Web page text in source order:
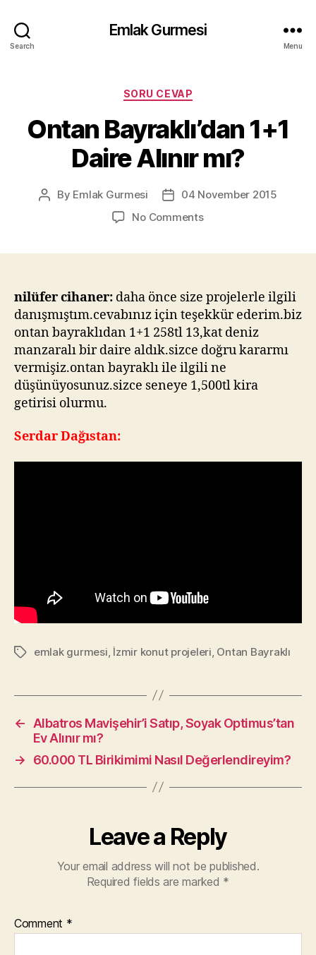
Search
Emlak Gurmesi
Menu
Categories
SORU CEVAP
Ontan Bayraklı’dan 1+1
Daire Alınır mı?
Post
By Emlak Gurmesi
Post04 November 2015
No Commentson
Alınır
mı?
nilüfer cihaner: daha önce size projelerle ilgili
danışmıştım.cevabınız için teşekkür ederim.biz
ontan bayraklıdan 1+1 258tl 13,kat deniz
manzaralı bir daire aldık.sizce doğru kararmı
vermişiz.ontan bayraklı ile ilgili ne
düşünüyosunuz.sizce seneye 1,500tl kira
getirisi olurmu.
Serdar Dağıstan:
Tagsemlak gurmesi, İzmir konut projeleri, Ontan Bayraklı
←
Albatros Mavişehir’i Satıp, Soyak Optimus’tan
Ev Alınır mı?
→
60.000 TL Birikimimi Nasıl Değerlendireyim?
Leave a Reply
Your email address will not be published.
Required fields are marked *
Comment *